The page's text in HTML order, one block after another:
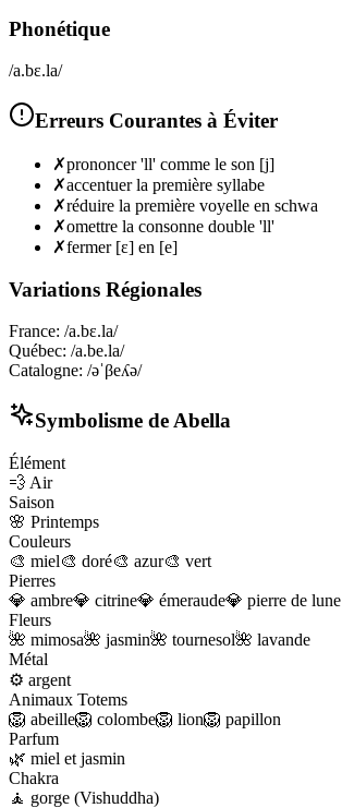
Phonétique
/a.bɛ.la/
Erreurs Courantes à Éviter
✗prononcer 'll' comme le son [j]
✗accentuer la première syllabe
✗réduire la première voyelle en schwa
✗omettre la consonne double 'll'
✗fermer [ɛ] en [e]
Variations Régionales
France: /a.bɛ.la/
Québec: /a.be.la/
Catalogne: /əˈβeʎə/
Symbolisme de Abella
Élément
💨 Air
Saison
🌸 Printemps
Couleurs
🎨 miel🎨 doré🎨 azur🎨 vert
Pierres
💎 ambre💎 citrine💎 émeraude💎 pierre de lune
Fleurs
🌺 mimosa🌺 jasmin🌺 tournesol🌺 lavande
Métal
⚙️ argent
Animaux Totems
🦁 abeille🦁 colombe🦁 lion🦁 papillon
Parfum
🌿 miel et jasmin
Chakra
🧘 gorge (Vishuddha)